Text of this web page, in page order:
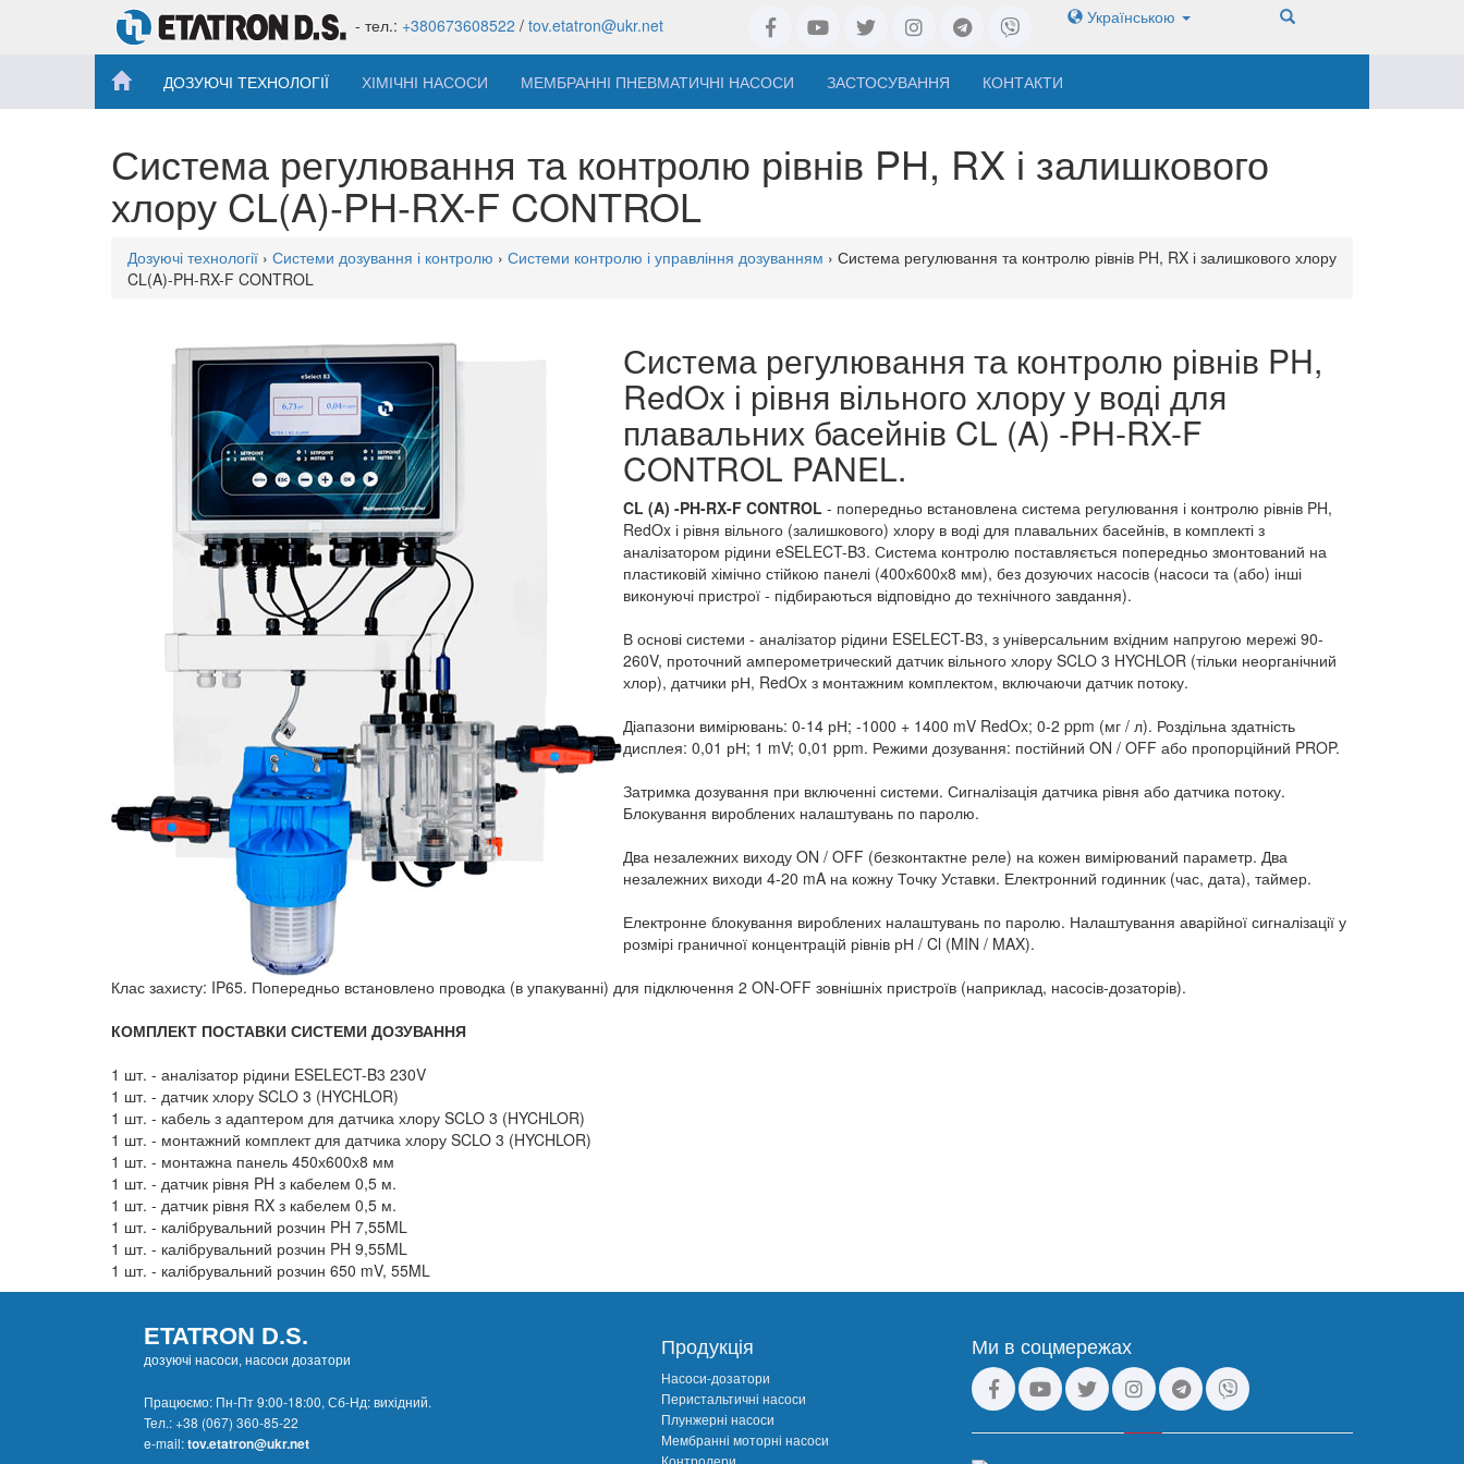
- тел.: +380673608522 / tov.etatron@ukr.net Українською
ДОЗУЮЧІ ТЕХНОЛОГІЇ ХІМІЧНІ НАСОСИ МЕМБРАННІ ПНЕВМАТИЧНІ НАСОСИ ЗАСТОСУВАННЯ КОНТАКТИ
Система регулювання та контролю рівнів PH, RX і залишкового
хлору CL(A)-PH-RX-F CONTROL
Дозуючі технології › Системи дозування і контролю › Системи контролю і управління дозуванням › Система регулювання та контролю рівнів PH, RX і залишкового хлору
CL(A)-PH-RX-F CONTROL
Система регулювання та контролю рівнів PH,
RedOx і рівня вільного хлору у воді для
плавальних басейнів CL (A) -PH-RX-F
CONTROL PANEL.
CL (A) -PH-RX-F CONTROL - попередньо встановлена ​​система регулювання і контролю рівнів PH,
RedOx і рівня вільного (залишкового) хлору в воді для плавальних басейнів, в комплекті з
аналізатором рідини eSELECT-B3. Система контролю поставляється попередньо змонтований на
пластиковій хімічно стійкою панелі (400х600х8 мм), без дозуючих насосів (насоси та (або) інші
виконуючі пристрої - підбираються відповідно до технічного завдання).
В основі системи - аналізатор рідини ESELECT-B3, з універсальним вхідним напругою мережі 90-
260V, проточний амперометрический датчик вільного хлору SCLO 3 HYCHLOR (тільки неорганічний
хлор), датчики рН, RedOx з монтажним комплектом, включаючи датчик потоку.
Діапазони вимірювань: 0-14 рН; -1000 + 1400 mV RedOx; 0-2 ppm (мг / л). Роздільна здатність
дисплея: 0,01 рН; 1 mV; 0,01 ppm. Режими дозування: постійний ON / OFF або пропорційний PROP.
Затримка дозування при включенні системи. Сигналізація датчика рівня або датчика потоку.
Блокування вироблених налаштувань по паролю.
Два незалежних виходу ON / OFF (безконтактне реле) на кожен вимірюваний параметр. Два
незалежних виходи 4-20 mA на кожну Точку Уставки. Електронний годинник (час, дата), таймер.
Електронне блокування вироблених налаштувань по паролю. Налаштування аварійної сигналізації у
розмірі граничної концентрацій рівнів рН / Cl (MIN / MAX).
Клас захисту: IP65. Попередньо встановлено проводка (в упакуванні) для підключення 2 ON-OFF зовнішніх пристроїв (наприклад, насосів-дозаторів).
КОМПЛЕКТ ПОСТАВКИ СИСТЕМИ ДОЗУВАННЯ
1 шт. - аналізатор рідини ESELECT-B3 230V
1 шт. - датчик хлору SCLO 3 (HYCHLOR)
1 шт. - кабель з адаптером для датчика хлору SCLO 3 (HYCHLOR)
1 шт. - монтажний комплект для датчика хлору SCLO 3 (HYCHLOR)
1 шт. - монтажна панель 450х600х8 мм
1 шт. - датчик рівня PH з кабелем 0,5 м.
1 шт. - датчик рівня RX з кабелем 0,5 м.
1 шт. - калібрувальний розчин PH 7,55ML
1 шт. - калібрувальний розчин PH 9,55ML
1 шт. - калібрувальний розчин 650 mV, 55ML
ETATRON D.S.
дозуючі насоси, насоси дозатори
Працюємо: Пн-Пт 9:00-18:00, Сб-Нд: вихідний.
Тел.:+38 (067) 360-85-22
e-mail:tov.etatron@ukr.net
Продукція
Насоси-дозатори
Перистальтичні насоси
Плунжерні насоси
Мембранні моторні насоси
Контролери
Ми в соцмережах